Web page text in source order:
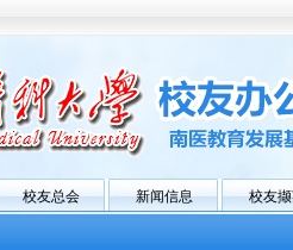
校友总会 新闻信息 校友